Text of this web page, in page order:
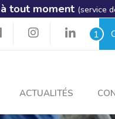
professionnels).
1
ACTUALITÉS